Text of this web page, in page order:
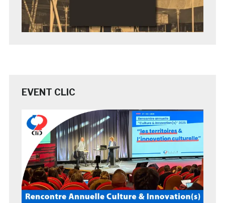
EVENT CLIC